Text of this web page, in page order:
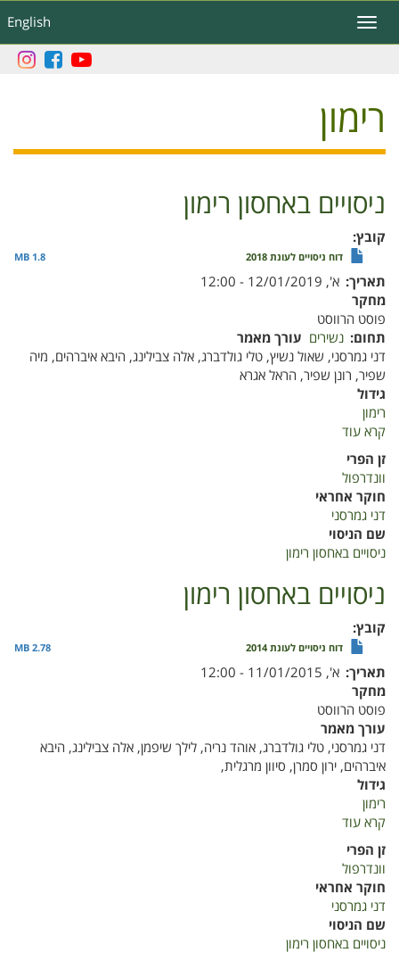
לתוכן
העיקרי
English
Toggle
navigation
רימון
ניסויים באחסון רימון
קובץ
דוח ניסויים לעונת 2018 1.8 MB
תאריך א', 12/01/2019 - 12:00
מחקר
פוסט הרווסט
תחום נשירים עורך מאמר
דני גמרסני, שאול נשיץ, טלי גולדברג, אלה צבילינג, היבא איברהים, מיה
שפיר, רונן שפיר, הראל אגרא
גידול
רימון
קרא עוד
זן הפרי
וונדרפול
חוקר אחראי
דני גמרסני
שם הניסוי
ניסויים באחסון רימון
ניסויים באחסון רימון
קובץ
דוח ניסויים לעונת 2014 2.78 MB
תאריך א', 11/01/2015 - 12:00
מחקר
פוסט הרווסט
עורך מאמר
דני גמרסני, טלי גולדברג, אוהד נריה, לילך שיפמן, אלה צבילינג, היבא
איברהים, ירון סמרן, סיוון מרגלית,
גידול
רימון
קרא עוד
זן הפרי
וונדרפול
חוקר אחראי
דני גמרסני
שם הניסוי
ניסויים באחסון רימון